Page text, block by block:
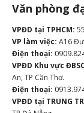
Văn phòng
VPĐD tại TPHCM:
VP làm việc: A16
Điện thoại:
VPĐD Khu vực
An, TP Cần Thơ.
Điện thoại:
VPĐD tại TRUNG